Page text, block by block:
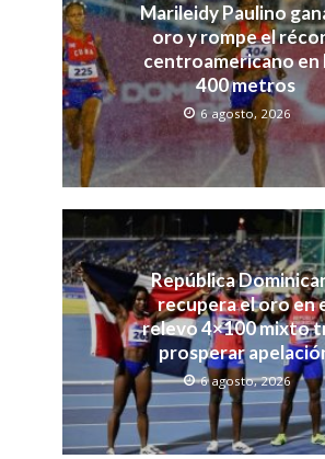
Marileidy Paulino
oro y rompe el
centroamericano en
400 metros
6 agosto, 2026
República
recupera el oro en
relevo 4×100 mixto
prosperar
6 agosto, 2026